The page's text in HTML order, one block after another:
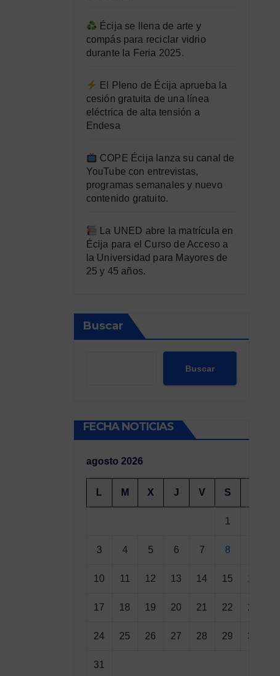
Écija se llena de arte y
compás para reciclar vidrio
durante la Feria 2025.
El Pleno de Écija aprueba la
cesión gratuita de una línea
eléctrica de alta tensión a
Endesa
COPE Écija lanza su canal de
YouTube con entrevistas,
programas semanales y nuevo
contenido gratuito.
La UNED abre la matrícula en
Écija para el Curso de Acceso a
la Universidad para Mayores de
25 y 45 años.
Buscar
Buscar
FECHA NOTICIAS
agosto 2026
L M X J V S
1
3 4 5 6 7 8
10 11 12 13 14 15 16
17 18 19 20 21 22 23
24 25 26 27 28 29 30
31